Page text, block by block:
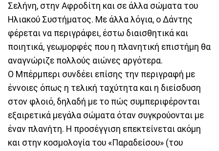
Σελήνη, στην Αφροδίτη και σε άλλα σώματα του
Ηλιακού Συστήματος. Με άλλα λόγια, ο Δάντης
φέρεται να περιγράφει, έστω διαισθητικά και
ποιητικά, γεωμορφές που η πλανητική επιστήμη θα
αναγνώριζε πολλούς αιώνες αργότερα.
Ο Μπέρμπερι συνδέει επίσης την περιγραφή με
έννοιες όπως η τελική ταχύτητα και η διείσδυση
στον φλοιό, δηλαδή με το πώς συμπεριφέρονται
εξαιρετικά μεγάλα σώματα όταν συγκρούονται με
έναν πλανήτη. Η προσέγγιση επεκτείνεται ακόμη
και στην κοσμολογία του «Παραδείσου» (του